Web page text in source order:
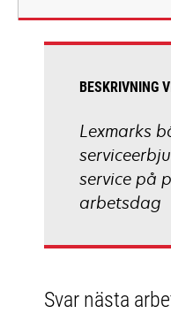
BESKRIVNING
Lexmarks
service på
arbetsdag
Svar nästa